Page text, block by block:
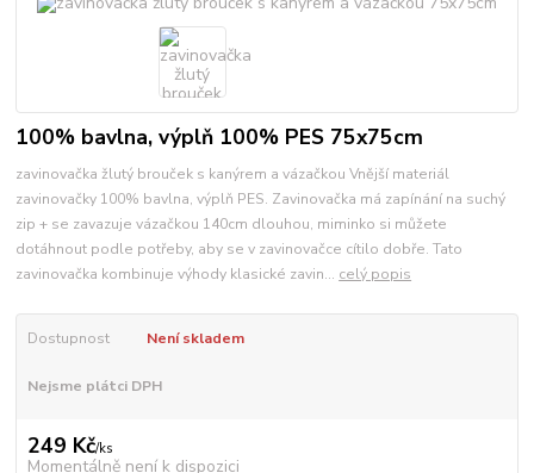
100% bavlna, výplň 100% PES 75x75cm
zavinovačka žlutý brouček s kanýrem a vázačkou Vnější materiál
zavinovačky 100% bavlna, výplň PES. Zavinovačka má zapínání na suchý
zip + se zavazuje vázačkou 140cm dlouhou, miminko si můžete
dotáhnout podle potřeby, aby se v zavinovačce cítilo dobře. Tato
zavinovačka kombinuje výhody klasické zavin... celý popis
Dostupnost Není skladem
Nejsme plátci DPH
249 Kč/ks
Momentálně není k dispozici